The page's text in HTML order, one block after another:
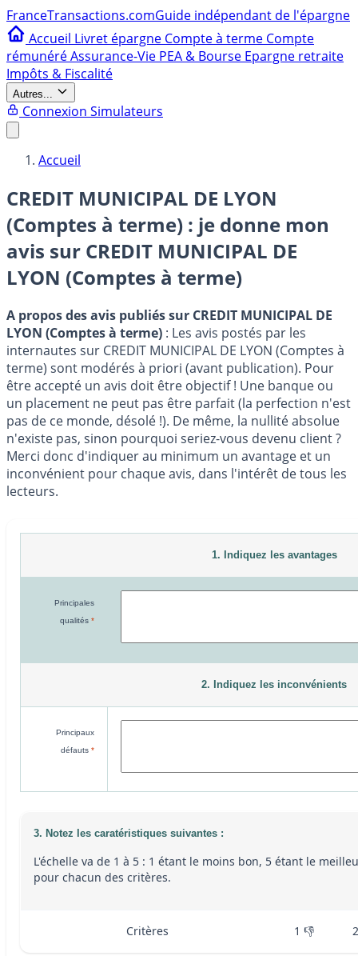
FranceTransactions.comGuide indépendant de l'épargne
Accueil Livret épargne Compte à terme Compte
rémunéréAssurance-Vie PEA & Bourse Epargne retraite
Impôts & Fiscalité
Autres...
Connexion Simulateurs
Accueil
CREDIT MUNICIPAL DE LYON
(Comptes à terme) : je donne mon
avis sur CREDIT MUNICIPAL DE
LYON (Comptes à terme)
A propos des avis publiés sur CREDIT MUNICIPAL DE
LYON (Comptes à terme) : Les avis postés par les
internautes sur CREDIT MUNICIPAL DE LYON (Comptes à
terme) sont modérés à priori (avant publication). Pour
être accepté un avis doit être objectif ! Une banque ou
un placement ne peut pas être parfait (la perfection n'est
pas de ce monde, désolé !). De même, la nullité absolue
n'existe pas, sinon pourquoi seriez-vous devenu client ?
Merci donc d'indiquer au minimum un avantage et un
inconvénient pour chaque avis, dans l'intérêt de tous les
lecteurs.
1. Indiquez les avantages
Principales
qualités *
2. Indiquez les inconvénients
Principaux
défauts *
3. Notez les caratéristiques suivantes :
L'échelle va de 1 à 5 : 1 étant le moins bon, 5 étant le
pour chacun des critères.
Critères 1 👎 2